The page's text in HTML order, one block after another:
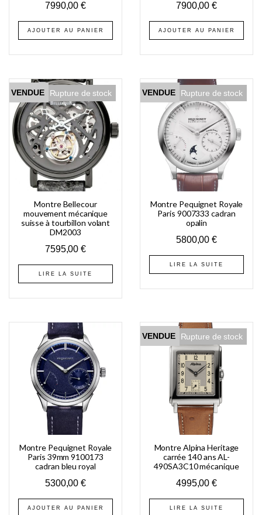
7990,00€
AJOUTER AU PANIER
7900,00€
AJOUTER AU PANIER
VENDUE Rupture de stock
Montre Bellecour
mouvement mécanique
suisse à tourbillon volant
DM2003
7595,00€
LIRE LA SUITE
VENDUE Rupture de stock
Montre Pequignet Royale
Paris 9007333 cadran
opalin
5800,00€
LIRE LA SUITE
Montre Pequignet Royale
Paris 39mm 9100173
cadran bleu royal
5300,00€
AJOUTER AU PANIER
VENDUE Rupture de stock
Montre Alpina Heritage
carrée 140 ans AL-
490SA3C10 mécanique
4995,00€
LIRE LA SUITE